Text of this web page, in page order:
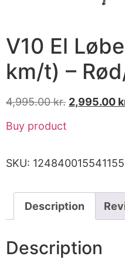
V10 El
km/t) –
4,995.00kr. 2,995.00
Buy product
SKU:
Description
Description